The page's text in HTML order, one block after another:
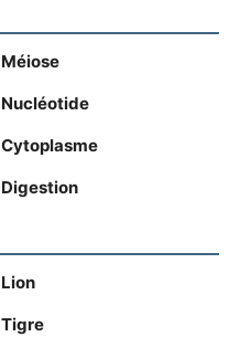
Méiose
Nucléotide
Cytoplasme
Digestion
Lion
Tigre